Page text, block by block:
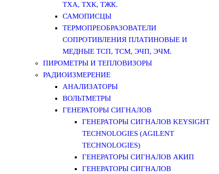
ТХА, ТХК, ТЖК.
САМОПИСЦЫ
ТЕРМОПРЕОБРАЗОВАТЕЛИ
СОПРОТИВЛЕНИЯ ПЛАТИНОВЫЕ И
МЕДНЫЕ ТСП, ТСМ, ЭЧП, ЭЧМ.
ПИРОМЕТРЫ И ТЕПЛОВИЗОРЫ
РАДИОИЗМЕРЕНИЕ
АНАЛИЗАТОРЫ
ВОЛЬТМЕТРЫ
ГЕНЕРАТОРЫ СИГНАЛОВ
ГЕНЕРАТОРЫ СИГНАЛОВ KEYSIGHT
TECHNOLOGIES (AGILENT
TECHNOLOGIES)
ГЕНЕРАТОРЫ СИГНАЛОВ АКИП
ГЕНЕРАТОРЫ СИГНАЛОВ